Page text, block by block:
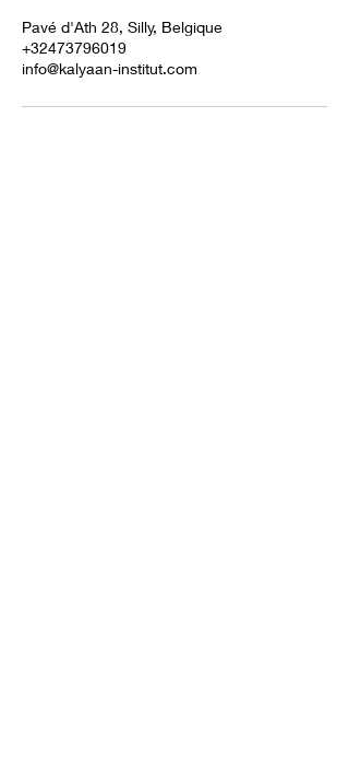
Pavé d'Ath 28, Silly, Belgique
+32473796019
info@kalyaan-institut.com